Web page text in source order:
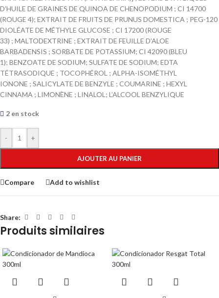
D’HUILE DE GRAINES DE QUINOA DE CHENOPODIUM ; CI 14700
(ROUGE 4); EXTRAIT DE FRUITS DE PRUNUS DOMESTICA ; PEG-120
DIOLÉATE DE MÉTHYLE GLUCOSE ; CI 17200 (ROUGE
33) ; MALTODEXTRINE ; EXTRAIT DE FEUILLE D’ALOE
BARBADENSIS ; SORBATE DE POTASSIUM; CI 42090 (BLEU
1); BENZOATE DE SODIUM; SULFATE DE SODIUM; EDTA
TÉTRASODIQUE ; TOCOPHÉROL ; ALPHA-ISOMÉTHYL
IONONE ; SALICYLATE DE BENZYLE ; COUMARINE ; HEXYL
CINNAMA ; LIMONÈNE ; LINALOL; L’ALCOOL BENZYLIQUE
2 en stock
- +
AJOUTER AU PANIER
Compare Add to wishlist
Share:
Produits similaires